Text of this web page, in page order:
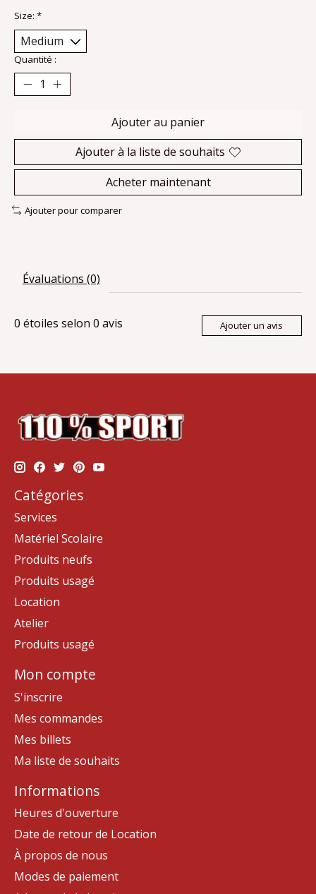
Size: *
Quantité :
Ajouter au panier
Ajouter à la liste de souhaits
Acheter maintenant
Ajouter pour comparer
Évaluations (0)
0 étoiles selon 0 avis Ajouter un avis
Catégories
Services
Matériel Scolaire
Produits neufs
Produits usagé
Location
Atelier
Produits usagé
Mon compte
S'inscrire
Mes commandes
Mes billets
Ma liste de souhaits
Informations
Heures d'ouverture
Date de retour de Location
À propos de nous
Modes de paiement